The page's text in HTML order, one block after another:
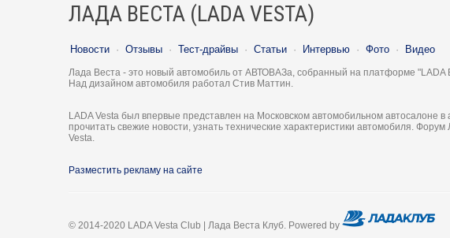
ЛАДА ВЕСТА (LADA VESTA)
Новости · Отзывы · Тест-драйвы · Статьи · Интервью · Фото · Видео
Лада Веста - это новый автомобиль от АВТОВАЗа, собранный на платформе "LADA
Над дизайном автомобиля работал Стив Маттин.
LADA Vesta был впервые представлен на Московском автомобильном автосалоне
прочитать свежие новости, узнать технические характеристики автомобиля.
Vesta.
Разместить рекламу на сайте
© 2014-2020 LADA Vesta Club | Лада Веста Клуб. Powered by